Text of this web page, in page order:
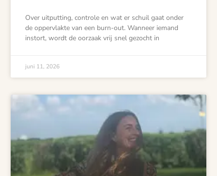
Over uitputting, controle en wat er schuil gaat onder
de oppervlakte van een burn-out. Wanneer iemand
instort, wordt de oorzaak vrij snel gezocht in
juni 11, 2026